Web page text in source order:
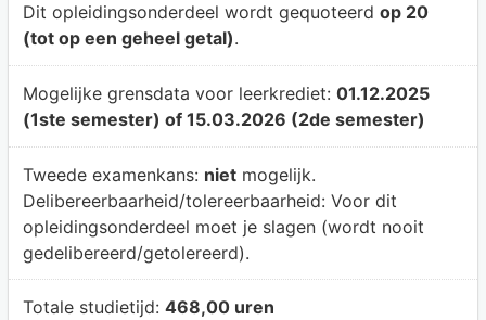
Dit opleidingsonderdeel wordt gequoteerd op 20
(tot op een geheel getal).
Mogelijke grensdata voor leerkrediet: 01.12.2025
(1ste semester) of 15.03.2026 (2de semester)
Tweede examenkans: nietmogelijk.
Delibereerbaarheid/tolereerbaarheid: Voor dit
opleidingsonderdeel moet je slagen (wordt nooit
gedelibereerd/getolereerd).
Totale studietijd: 468,00 uren